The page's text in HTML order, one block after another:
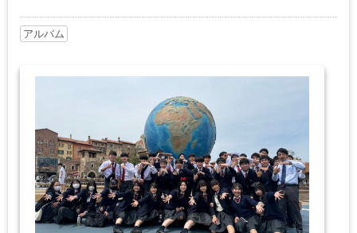
アルバム